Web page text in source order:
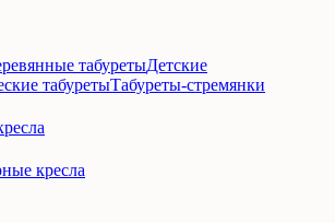
табуретыДетские
табуретыТабуреты-стремянки
кресла